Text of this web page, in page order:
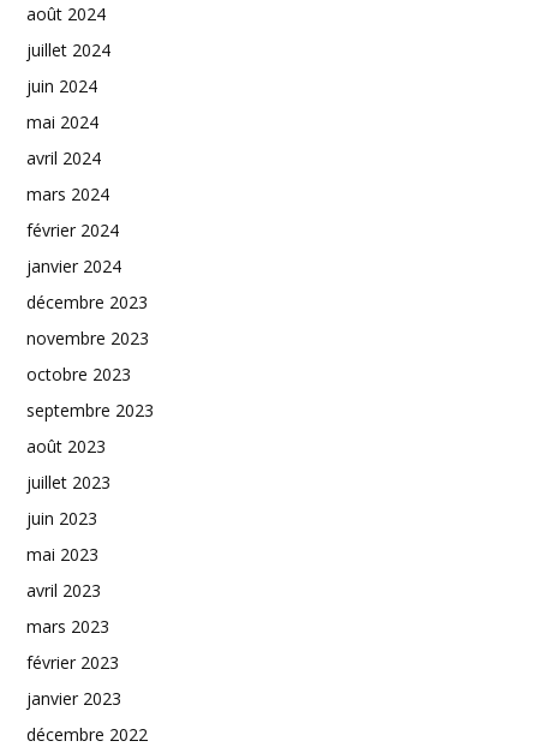
août 2024
juillet 2024
juin 2024
mai 2024
avril 2024
mars 2024
février 2024
janvier 2024
décembre 2023
novembre 2023
octobre 2023
septembre 2023
août 2023
juillet 2023
juin 2023
mai 2023
avril 2023
mars 2023
février 2023
janvier 2023
décembre 2022